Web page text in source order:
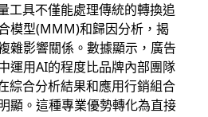
工具不僅能處理傳統的轉換追
模型(MMM)和歸因分析，揭
雜影響關係。數據顯示，廣告
運用AI的程度比品牌內部團隊
綜合分析結果和應用行銷組合
顯。這種專業優勢轉化為直接